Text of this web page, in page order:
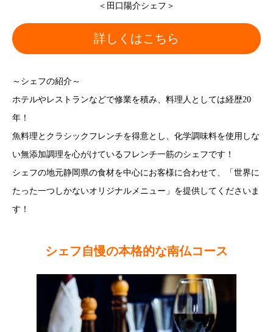
＜田口陽介シェフ＞
詳しくはこちら
～シェフの紹介～
ホテルやレストランなどで修業を積み、料理人としては経歴20
年！
魚料理とクラシックフレンチを得意とし、化学調味料を使用しな
い無添加調理を心がけているフレンチ一筋のシェフです！
シェフの地元静岡県の食材を中心にお客様に合わせて、「世界に
たった一つしかないオリジナルメニュー」を提供してくださいま
す！
シェフ自慢の本格的な南仏コース